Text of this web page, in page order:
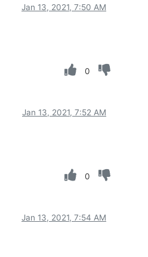
Jan 13, 2021, 7:50 AM
0
Jan 13, 2021, 7:52 AM
0
Jan 13, 2021, 7:54 AM